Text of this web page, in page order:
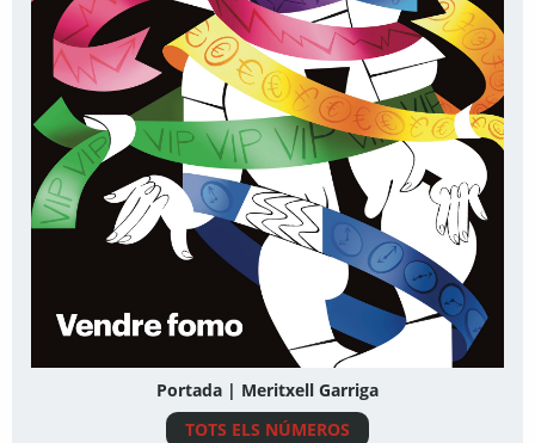
Portada | Meritxell Garriga
TOTS ELS NÚMEROS